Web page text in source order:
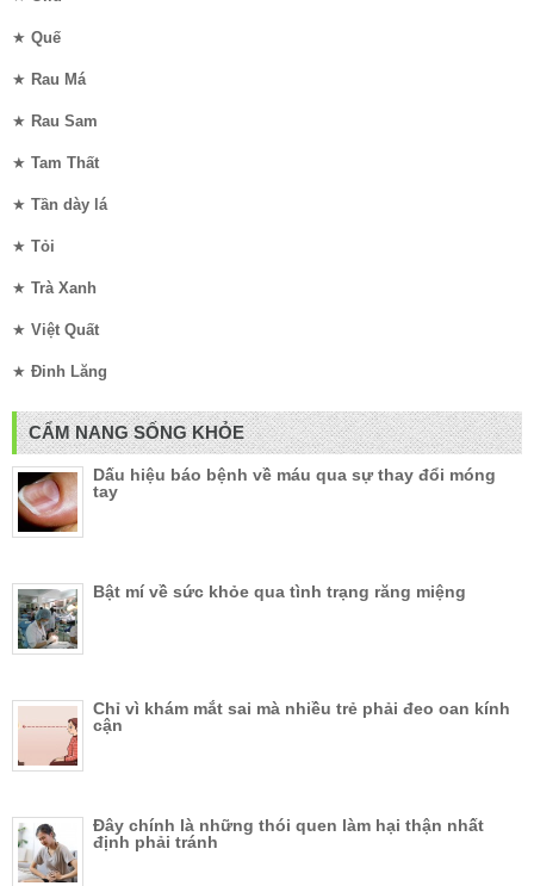
★ Quế
★ Rau Má
★ Rau Sam
★ Tam Thất
★ Tần dày lá
★ Tỏi
★ Trà Xanh
★ Việt Quất
★ Đinh Lăng
CẨM NANG SỐNG KHỎE
Dấu hiệu báo bệnh về máu qua sự thay đổi móng
tay
Bật mí về sức khỏe qua tình trạng răng miệng
Chỉ vì khám mắt sai mà nhiều trẻ phải đeo oan kính
cận
Đây chính là những thói quen làm hại thận nhất
định phải tránh